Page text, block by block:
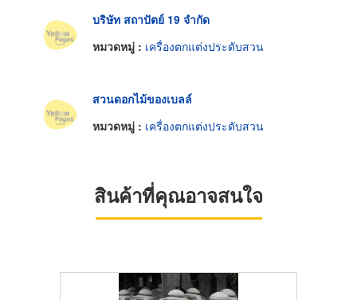
บริษัท สถาปัตย์ 19 จำกัด
หมวดหมู่ : เครื่องตกแต่งประดับสวน
สวนดอกไม้ของเบลล์
หมวดหมู่ : เครื่องตกแต่งประดับสวน
สินค้าที่คุณอาจสนใจ